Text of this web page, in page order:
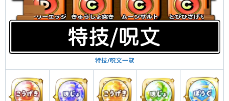
特技/呪文一覧